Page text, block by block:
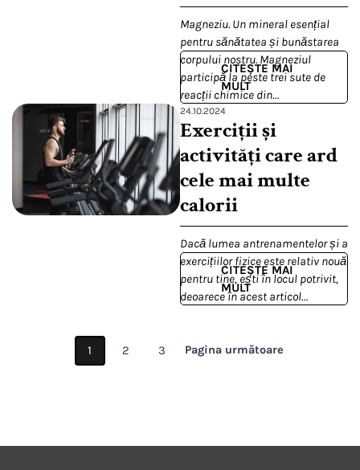
Magneziu. Un mineral esențial
pentru sănătatea și bunăstarea
corpului nostru. Magneziul
participă la peste trei sute de
reacții chimice din…
CITEȘTE MAI
MULT
24.10.2024
Exerciții și
activități care ard
cele mai multe
calorii
Dacă lumea antrenamentelor și a
exercițiilor fizice este relativ nouă
pentru tine, ești în locul potrivit,
deoarece în acest articol…
CITEȘTE MAI
MULT
Paginație1 2 3 Pagina următoare